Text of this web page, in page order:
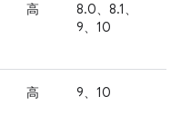
高
8.0、8.1、
9、10
高 9、10